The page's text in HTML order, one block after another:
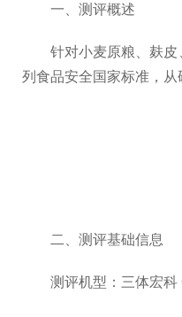
一、测评概述
针对小麦原粮、麸皮、
列食品安全国家标准，
二、测评基础信息
测评机型：三体宏科 6